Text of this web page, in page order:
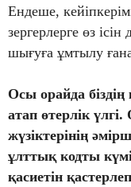
Ендеше,
зергерлерге өз
шығуға ұмтылу
Осы орайда біздің
атап өтерлік
жүзіктерінің
ұлттық кодты
қасиетін